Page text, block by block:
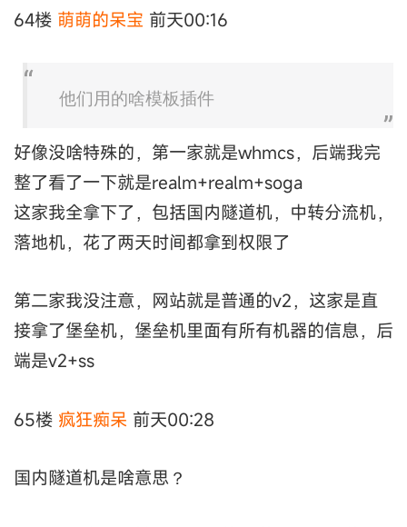
64楼 萌萌的呆宝 前天00:16
他们用的啥模板插件
好像没啥特殊的，第一家就是whmcs，后端我完
整了看了一下就是realm+realm+soga
这家我全拿下了，包括国内隧道机，中转分流机，
落地机，花了两天时间都拿到权限了
第二家我没注意，网站就是普通的v2，这家是直
接拿了堡垒机，堡垒机里面有所有机器的信息，后
端是v2+ss
65楼 疯狂痴呆 前天00:28
国内隧道机是啥意思？